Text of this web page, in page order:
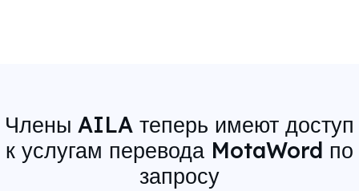
Члены AILA теперь имеют доступ
к услугам перевода MotaWord по
запросу